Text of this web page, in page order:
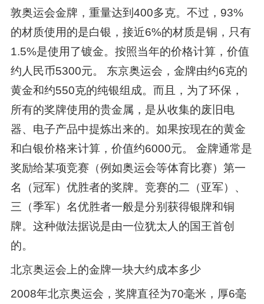
敦奥运会金牌，重量达到400多克。不过，93%
的材质使用的是白银，接近6%的材质是铜，只有
1.5%是使用了镀金。按照当年的价格计算，价值
约人民币5300元。 东京奥运会，金牌由约6克的
黄金和约550克的纯银组成。而且，为了环保，
所有的奖牌使用的贵金属，是从收集的废旧电
器、电子产品中提炼出来的。如果按现在的黄金
和白银价格来计算，价值约6000元。 金牌通常是
奖励给某项竞赛（例如奥运会等体育比赛）第一
名（冠军）优胜者的奖牌。竞赛的二（亚军）、
三（季军）名优胜者一般是分别获得银牌和铜
牌。这种做法据说是由一位犹太人的国王首创
的。
北京奥运会上的金牌一块大约成本多少
2008年北京奥运会，奖牌直径为70毫米，厚6毫